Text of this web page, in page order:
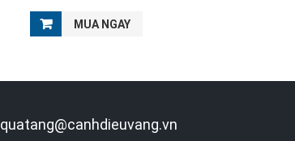
MUA NGAY
quatang@canhdieuvang.vn